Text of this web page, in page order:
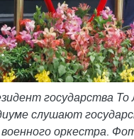
государства
слушают
военного оркестра.